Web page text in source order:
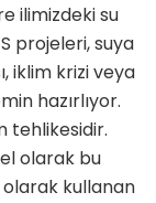
ilimizdeki su
projeleri, suya
iklim krizi veya
hazırlıyor.
tehlikesidir.
olarak bu
kullanan